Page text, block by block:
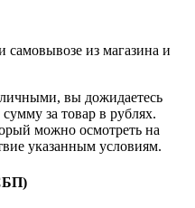
из магазина и
вы дожидаетесь
за товар в рублях.
можно осмотреть на
указанным условиям.